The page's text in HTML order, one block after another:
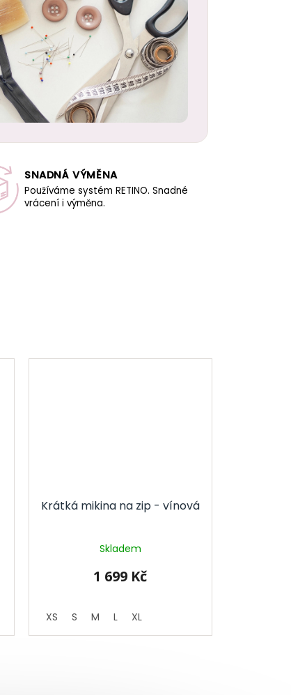
Krátká mikina na zip - vínová
Skladem
1 699 Kč
XS S M L XL
SNADNÁ VÝMĚNA
Používáme systém RETINO. Snadné
vrácení i výměna.